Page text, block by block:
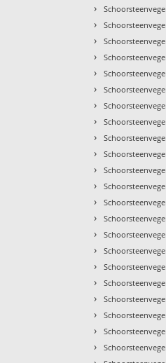
›
›
›
›
›
›
›
›
›
›
›
›
›
›
›
›
›
›
›
›
›
›